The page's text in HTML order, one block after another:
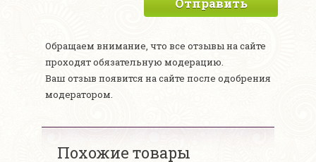
Отправить
Обращаем внимание, что все отзывы на сайте
проходят обязательную модерацию.
Ваш отзыв появится на сайте после одобрения
модератором.
Похожие товары